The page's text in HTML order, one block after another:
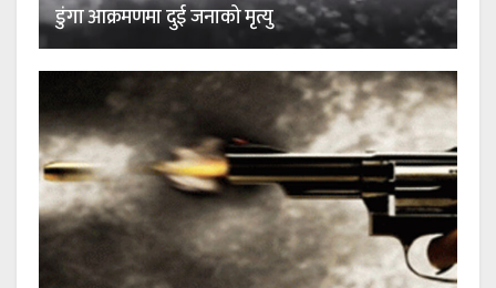
डुंगा आक्रमणमा दुई जनाको मृत्यु